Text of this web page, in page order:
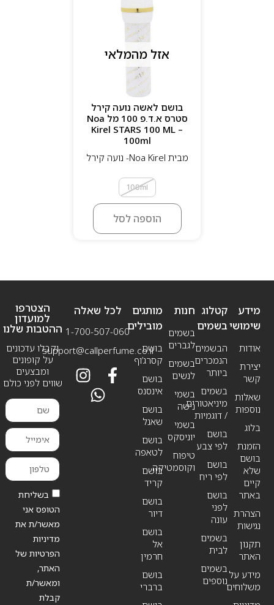
אזל מהמלאי
בושם לאשה נועה קירל
סטרס א.ד.פ 100 מל Noa
Kirel STARS 100 ML –
100ml
מבית Noa Kirel- נועה קירל
100ml
הוספה לסל
מידע
שימושי
אודות
יצירת
קשר
שאלות
נוספות
בלוג
הזמנת
בושם
שלא
קיים
באתר
הצהרת
נגישות
תקנון
האתר
מידע על
משלוחים
חנות
בשמים
לגברים
בשמים
לנשים
בשמי
נישה
בשמי
יוניסקס
טיפוח
וקוסמטיקה
קטלוג
בשמים
הבשמים
הנמכרים
ביותר
בשמים
מיניאטורים
/ דוגמיות
בושם
לפי צבע
בושם
לפי ריח
בושם
לפני
עונה
בשמים
לבית
בשמים
נוספים
מותגים
מובילים
בושם
קסרג’וף
בושם
אינסנס
בושם
שאנל
בושם
לטאפה
בושם
קריד
בושם
דיור
בושם
אל
חרמין
בושם
ברברי
לכל שאלה
1-700-507-060
support@callperfume.co.il
הצטרפו
למועדון
ההטבות שלנו
וקבלו עדכונים
על קופונים
ומבצעים
שווים לפני כולם
בשליחת
הטופס אני
מאשר/ת את
מדיניות
הפרטיות של
האתר,
ומאשר/ת
קבלת